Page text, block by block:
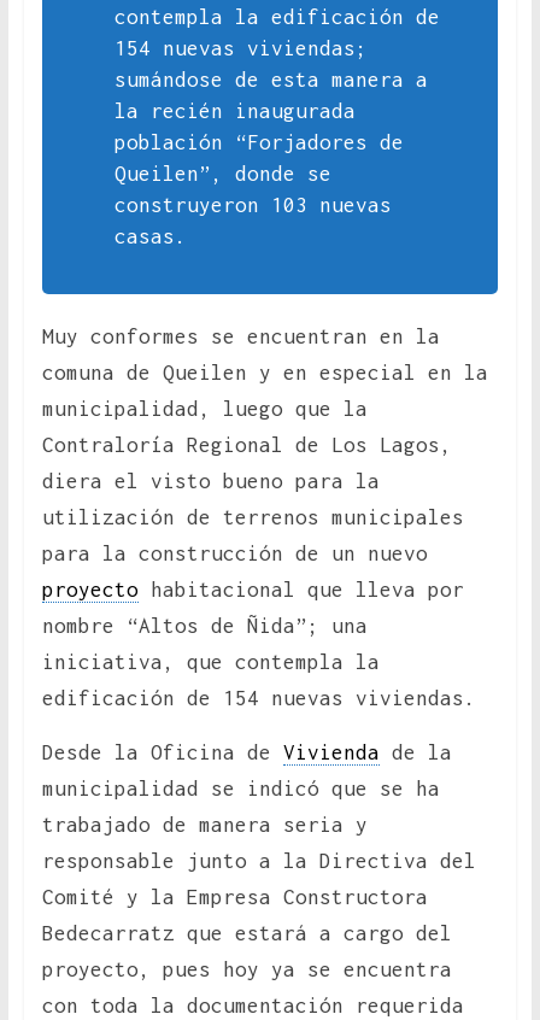
contempla la edificación de
154 nuevas viviendas;
sumándose de esta manera a
la recién inaugurada
población “Forjadores de
Queilen”, donde se
construyeron 103 nuevas
casas.
Muy conformes se encuentran en la
comuna de Queilen y en especial en la
municipalidad, luego que la
Contraloría Regional de Los Lagos,
diera el visto bueno para la
utilización de terrenos municipales
para la construcción de un nuevo
proyectohabitacional que lleva por
nombre “Altos de Ñida”; una
iniciativa, que contempla la
edificación de 154 nuevas viviendas.
Desde la Oficina de Vivienda de la
municipalidad se indicó que se ha
trabajado de manera seria y
responsable junto a la Directiva del
Comité y la Empresa Constructora
Bedecarratz que estará a cargo del
proyecto, pues hoy ya se encuentra
con toda la documentación requerida